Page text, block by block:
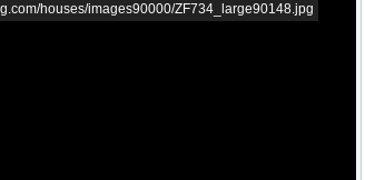
houses/images90000/ZF734_large90148.jpg